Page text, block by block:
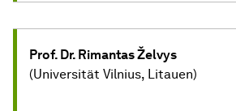
Prof. Dr. Rimantas Želvys
(Universität Vilnius, Litauen)